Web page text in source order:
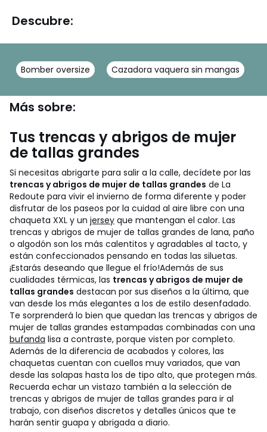
Descubre:
Bomber oversize Cazadora vaquera sin mangas
Más sobre:
Tus trencas y abrigos de mujer
de tallas grandes
Si necesitas abrigarte para salir a la calle, decídete por las
trencas y abrigos de mujer de tallas grandes de La
Redoute para vivir el invierno de forma diferente y poder
disfrutar de los paseos por la cuidad al aire libre con una
chaqueta XXL y un jersey que mantengan el calor. Las
trencas y abrigos de mujer de tallas grandes de lana, paño
o algodón son los más calentitos y agradables al tacto, y
están confeccionados pensando en todas las siluetas.
¡Estarás deseando que llegue el frío!Además de sus
cualidades térmicas, las trencas y abrigos de mujer de
tallas grandes destacan por sus diseños a la última, que
van desde los más elegantes a los de estilo desenfadado.
Te sorprenderá lo bien que quedan las trencas y abrigos de
mujer de tallas grandes estampadas combinadas con una
bufanda lisa a contraste, porque visten por completo.
Además de la diferencia de acabados y colores, las
chaquetas cuentan con cuellos muy variados, que van
desde las solapas hasta los de tipo alto, que protegen más.
Recuerda echar un vistazo también a la selección de
trencas y abrigos de mujer de tallas grandes para ir al
trabajo, con diseños discretos y detalles únicos que te
harán sentir guapa y abrigada a diario.